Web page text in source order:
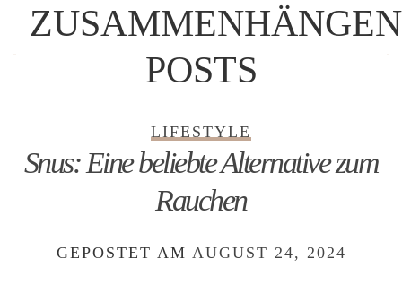
POSTS
LIFESTYLE
Snus: Eine beliebte Alternative zum
Rauchen
GEPOSTET AM AUGUST 24, 2024